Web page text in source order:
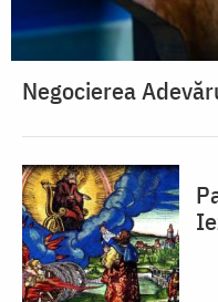
Negocierea